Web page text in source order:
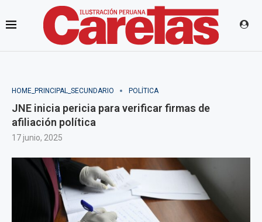
HOME_PRINCIPAL_SECUNDARIO POLÍTICA
JNE inicia pericia para verificar firmas de
afiliación política
17 junio, 2025